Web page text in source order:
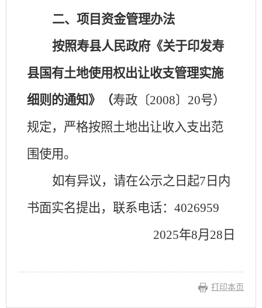
二、项目资金管理办法
按照寿县人民政府《关于印发寿
县国有土地使用权出让收支管理实施
细则 的通知》（寿政〔2008〕20号）
规定， 严格按照土地出让收入支出范
围使用。
如有异议，请在公示之日起7日内
书面实名提出，联系电话：4026959
2025年8月 28 日
打印本页